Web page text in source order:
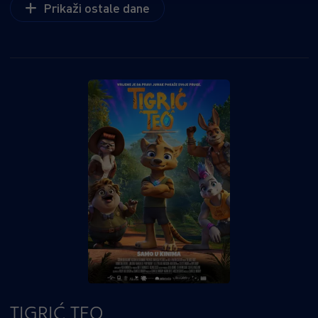
Prikaži ostale dane